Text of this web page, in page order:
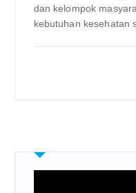
dan kelompok
kebutuhan kesehatan